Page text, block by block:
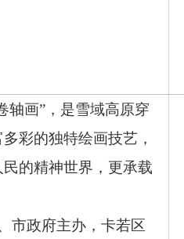
轴画”，是雪域高原穿
彩的独特绘画技艺，
的精神世界，更承载
市政府主办，卡若区